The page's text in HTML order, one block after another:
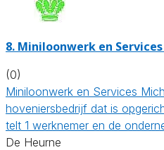
8. Miniloonwerk en
(0)
Miniloonwerk en Services
hoveniersbedrijf dat is
telt 1 werknemer en de
De Heurne